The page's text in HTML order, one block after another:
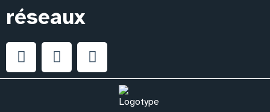
réseaux